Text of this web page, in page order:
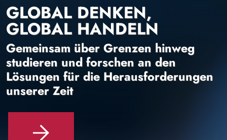
GLOBAL DENKEN,
GLOBAL HANDELN
Gemeinsam über Grenzen hinweg
studieren und forschen an den
Lösungen für die Herausforderungen
unserer Zeit